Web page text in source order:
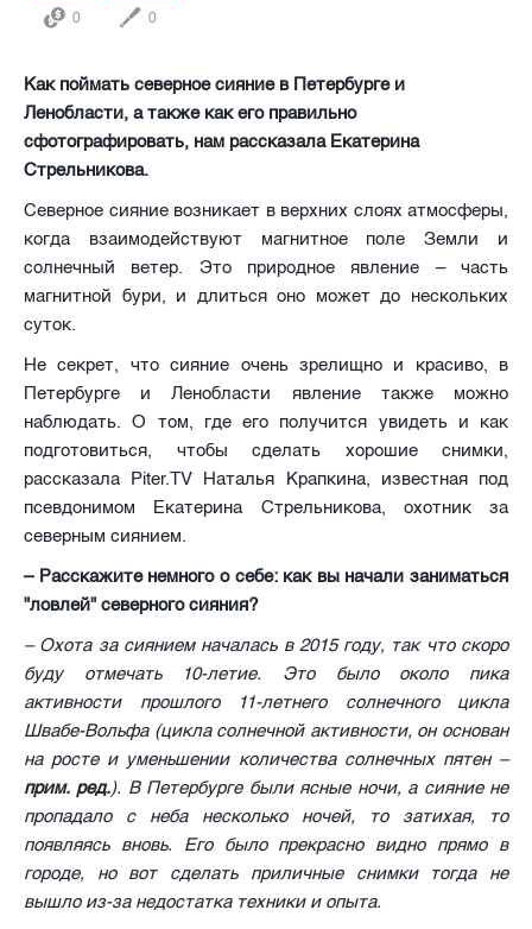
0 0
Как поймать северное сияние в Петербурге и
Ленобласти, а также как его правильно
сфотографировать, нам рассказала Екатерина
Стрельникова.
Северное сияние возникает в верхних слоях атмосферы,
когда взаимодействуют магнитное поле Земли и
солнечный ветер. Это природное явление – часть
магнитной бури, и длиться оно может до нескольких
суток.
Не секрет, что сияние очень зрелищно и красиво, в
Петербурге и Ленобласти явление также можно
наблюдать. О том, где его получится увидеть и как
подготовиться, чтобы сделать хорошие снимки,
рассказала Piter.TV Наталья Крапкина, известная под
псевдонимом Екатерина Стрельникова, охотник за
северным сиянием.
– Расскажите немного о себе: как вы начали заниматься
"ловлей" северного сияния?
– Охота за сиянием началась в 2015 году, так что скоро
буду отмечать 10-летие. Это было около пика
активности прошлого 11-летнего солнечного цикла
Швабе-Вольфа (цикла солнечной активности, он основан
на росте и уменьшении количества солнечных пятен –
прим. ред.). В Петербурге были ясные ночи, а сияние не
пропадало с неба несколько ночей, то затихая, то
появляясь вновь. Его было прекрасно видно прямо в
городе, но вот сделать приличные снимки тогда не
вышло из-за недостатка техники и опыта.